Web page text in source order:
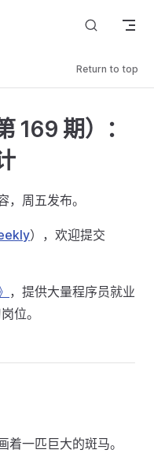
Return to top
169 期）：
周五发布。
），欢迎提交
，提供大量程序员就业
位。
一匹巨大的斑马。